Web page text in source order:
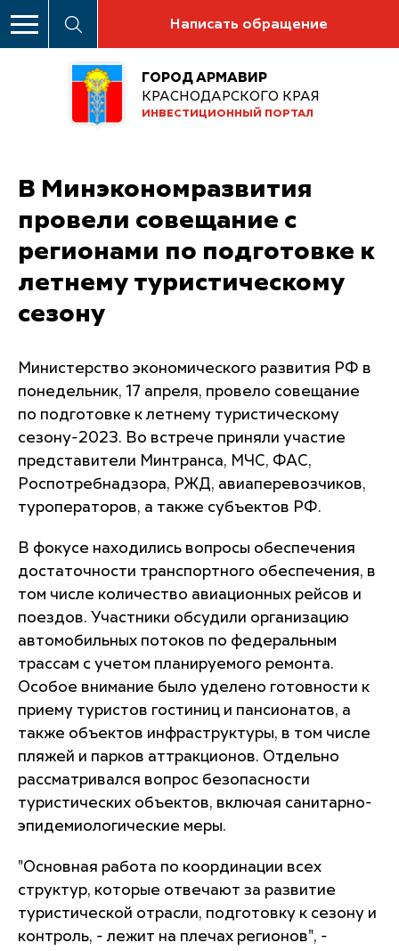
Написать обращение
ГОРОД АРМАВИР
КРАСНОДАРСКОГО КРАЯ
ИНВЕСТИЦИОННЫЙ ПОРТАЛ
В Минэкономразвития
провели совещание с
регионами по подготовке к
летнему туристическому
сезону
Министерство экономического развития РФ в
понедельник, 17 апреля, провело совещание
по подготовке к летнему туристическому
сезону-2023. Во встрече приняли участие
представители Минтранса, МЧС, ФАС,
Роспотребнадзора, РЖД, авиаперевозчиков,
туроператоров, а также субъектов РФ.
В фокусе находились вопросы обеспечения
достаточности транспортного обеспечения, в
том числе количество авиационных рейсов и
поездов. Участники обсудили организацию
автомобильных потоков по федеральным
трассам с учетом планируемого ремонта.
Особое внимание было уделено готовности к
приему туристов гостиниц и пансионатов, а
также объектов инфраструктуры, в том числе
пляжей и парков аттракционов. Отдельно
рассматривался вопрос безопасности
туристических объектов, включая санитарно-
эпидемиологические меры.
"Основная работа по координации всех
структур, которые отвечают за развитие
туристической отрасли, подготовку к сезону и
контроль, - лежит на плечах регионов", -